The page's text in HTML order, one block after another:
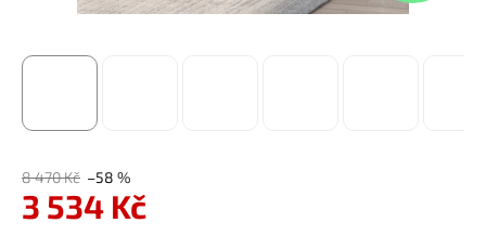
8 470 Kč –58 %
3 534 Kč